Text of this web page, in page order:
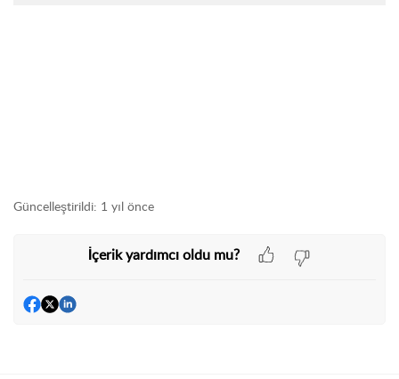
Güncelleştirildi: 1 yıl önce
İçerik yardımcı oldu mu?